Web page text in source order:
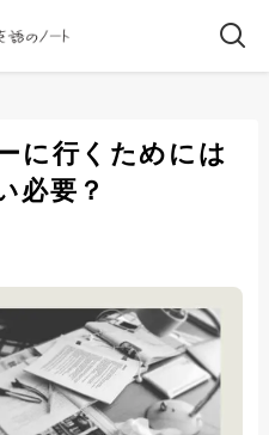
に行くためには
必要？